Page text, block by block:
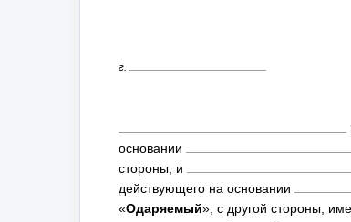
г.
основании
стороны, и
действующего на основании
«Одаряемый», с другой стороны,